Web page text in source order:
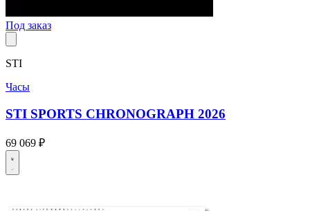
Под заказ
STI
Часы
STI SPORTS CHRONOGRAPH 2026
69 069 ₽